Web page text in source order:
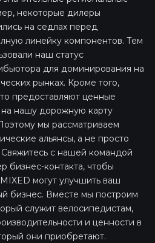
некоторые дилеры
на седлах перед
линейку компонентов. Тем
наш статус
для доминирования на
рынках. Кроме того,
предоставляют ценные
на нашу дорожную карту
мы рассматриваем
альянсы, а не просто
с нашей командой
бизнес-контакта, чтобы
могут улучшить ваш
бизнес. Вместе мы построим
служит велосипедистам,
и ценности в
они приобретают.